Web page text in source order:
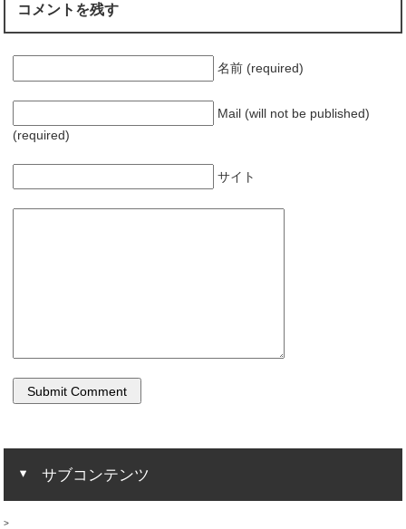
コメントを残す
名前 (required)
Mail (will not be published)
(required)
サイト
サブコンテンツ
>